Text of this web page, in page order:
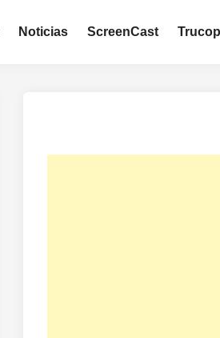
Noticias ScreenCast